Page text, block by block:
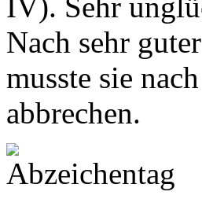
Nach sehr
musste sie
abbrechen.